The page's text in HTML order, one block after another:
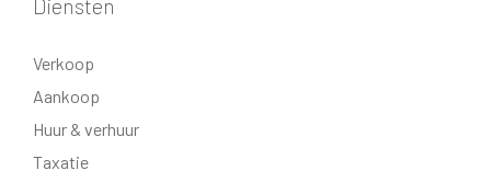
Extra informatie:
pelletkachel;
- woning heeft glas-, dak- en spouwisolatie;
- pelletkachel 2022;
Verkoop
Aankoop
Huur & verhuur
Taxatie